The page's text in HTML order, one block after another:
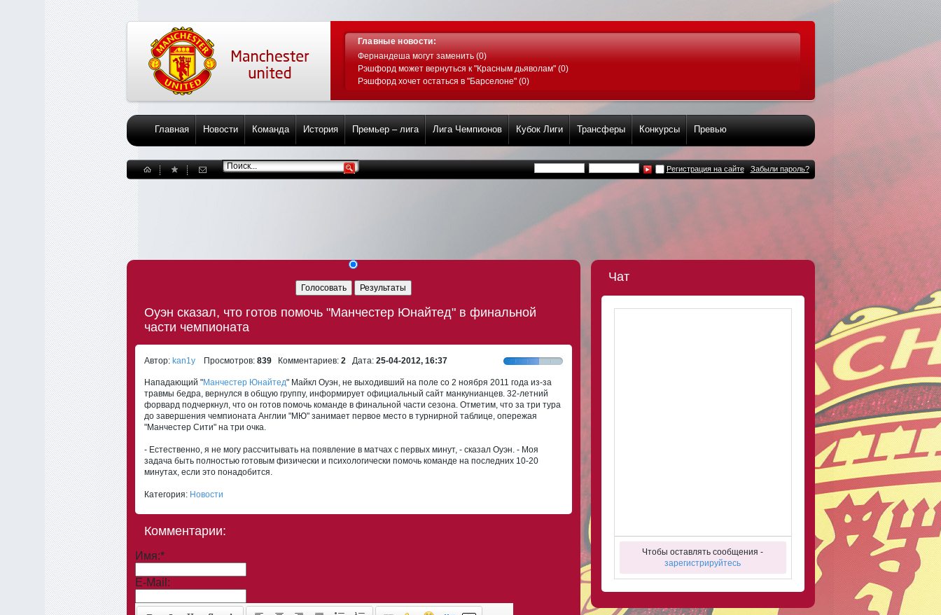
Главные новости:
Фернандеша могут заменить (0)
Рэшфорд может вернуться к "Красным дьяволам" (0)
Рэшфорд хочет остаться в "Барселоне" (0)
Главная Новости Команда История Премьер – лига Лига Чемпионов Кубок Лиги Трансферы Конкурсы Превью
Регистрация на сайте Забыли пароль?
Голосовать Результаты
Оуэн сказал, что готов помочь "Манчестер Юнайтед" в финальной
части чемпионата
Автор: kan1yПросмотров: 839Комментариев: 2Дата: 25-04-2012, 16:37
Нападающий "Манчестер Юнайтед" Майкл Оуэн, не выходивший на поле со 2 ноября 2011 года из-за
травмы бедра, вернулся в общую группу, информирует официальный сайт манкунианцев. 32-летний
форвард подчеркнул, что он готов помочь команде в финальной части сезона. Отметим, что за три тура
до завершения чемпионата Англии "МЮ" занимает первое место в турнирной таблице, опережая
"Манчестер Сити" на три очка.
- Естественно, я не могу рассчитывать на появление в матчах с первых минут, - сказал Оуэн. - Моя
задача быть полностью готовым физически и психологически помочь команде на последних 10-20
минутах, если это понадобится.
Категория: Новости
Комментарии:
Имя:*
E-Mail:
Чат
Чтобы оставлять сообщения -
зарегистрируйтесь